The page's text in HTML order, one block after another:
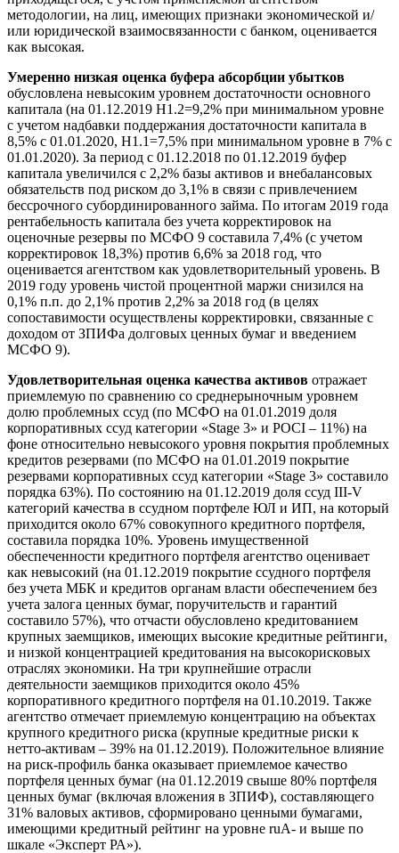
методологии, на лиц, имеющих признаки экономической и/
или юридической взаимосвязанности с банком, оценивается
как высокая.
Умеренно низкая оценка буфера абсорбции убытков
обусловлена невысоким уровнем достаточности основного
капитала (на 01.12.2019 Н1.2=9,2% при минимальном уровне
с учетом надбавки поддержания достаточности капитала в
8,5% с 01.01.2020, Н1.1=7,5% при минимальном уровне в 7% с
01.01.2020). За период с 01.12.2018 по 01.12.2019 буфер
капитала увеличился с 2,2% базы активов и внебалансовых
обязательств под риском до 3,1% в связи с привлечением
бессрочного субординированного займа. По итогам 2019 года
рентабельность капитала без учета корректировок на
оценочные резервы по МСФО 9 составила 7,4% (с учетом
корректировок 18,3%) против 6,6% за 2018 год, что
оценивается агентством как удовлетворительный уровень. В
2019 году уровень чистой процентной маржи снизился на
0,1% п.п. до 2,1% против 2,2% за 2018 год (в целях
сопоставимости осуществлены корректировки, связанные с
доходом от ЗПИФа долговых ценных бумаг и введением
МСФО 9).
Удовлетворительная оценка качества активов отражает
приемлемую по сравнению со среднерыночным уровнем
долю проблемных ссуд (по МСФО на 01.01.2019 доля
корпоративных ссуд категории «Stage 3» и POCI – 11%) на
фоне относительно невысокого уровня покрытия проблемных
кредитов резервами (по МСФО на 01.01.2019 покрытие
резервами корпоративных ссуд категории «Stage 3» составило
порядка 63%). По состоянию на 01.12.2019 доля ссуд III-V
категорий качества в ссудном портфеле ЮЛ и ИП, на который
приходится около 67% совокупного кредитного портфеля,
составила порядка 10%. Уровень имущественной
обеспеченности кредитного портфеля агентство оценивает
как невысокий (на 01.12.2019 покрытие ссудного портфеля
без учета МБК и кредитов органам власти обеспечением без
учета залога ценных бумаг, поручительств и гарантий
составило 57%), что отчасти обусловлено кредитованием
крупных заемщиков, имеющих высокие кредитные рейтинги,
и низкой концентрацией кредитования на высокорисковых
отраслях экономики. На три крупнейшие отрасли
деятельности заемщиков приходится около 45%
корпоративного кредитного портфеля на 01.10.2019. Также
агентство отмечает приемлемую концентрацию на объектах
крупного кредитного риска (крупные кредитные риски к
нетто-активам – 39% на 01.12.2019). Положительное влияние
на риск-профиль банка оказывает приемлемое качество
портфеля ценных бумаг (на 01.12.2019 свыше 80% портфеля
ценных бумаг (включая вложения в ЗПИФ), составляющего
31% валовых активов, сформировано ценными бумагами,
имеющими кредитный рейтинг на уровне ruА- и выше по
шкале «Эксперт РА»).